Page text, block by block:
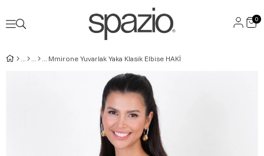
0
Mmirone Yuvarlak Yaka Klasik Elbise HAKİ